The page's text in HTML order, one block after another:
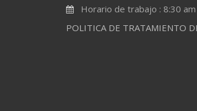
Horario de trabajo : 8:30
POLITICA DE TRATAMIENTO